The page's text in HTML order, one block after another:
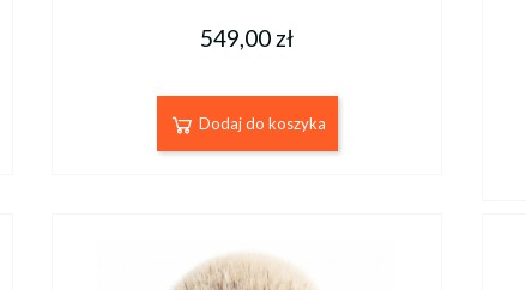
549,00 zł
Dodaj do koszyka